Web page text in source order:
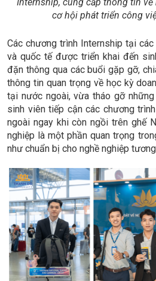
cơ hội phát triển công
Các chương trình Internship tại
và quốc tế được triển khai đến
đặn thông qua các buổi gặp gỡ,
thông tin quan trọng về học kỳ
tại nước ngoài, vừa tháo gỡ
sinh viên tiếp cận các chương
ngoài ngay khi còn ngồi trên ghế
nghiệp là một phần quan trọng
như chuẩn bị cho nghề nghiệp